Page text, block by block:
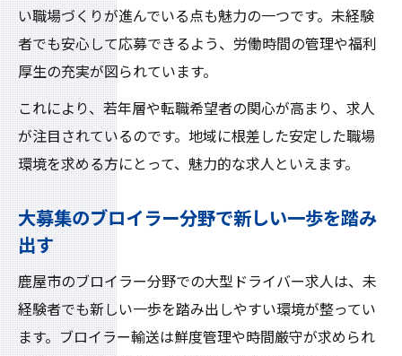
鹿屋市大型ドライバー求人の充実した研修
制度
未経験者大募集の理由は手厚い教育体制
大型ドライバーとして初めて働く不安を解
消
鹿屋市求人は未経験者も安心して成長でき
る
研修充実の大募集求人で自信を持ってスタ
ート
い職場づくりが進んでいる点も魅力の一つです。未経験
者でも安心して応募できるよう、労働時間の管理や福利
厚生の充実が図られています。
これにより、若年層や転職希望者の関心が高まり、求人
が注目されているのです。地域に根差した安定した職場
環境を求める方にとって、魅力的な求人といえます。
大募集のブロイラー分野で新しい一歩を踏み
出す
鹿屋市のブロイラー分野での大型ドライバー求人は、未
経験者でも新しい一歩を踏み出しやすい環境が整ってい
ます。ブロイラー輸送は鮮度管理や時間厳守が求められ